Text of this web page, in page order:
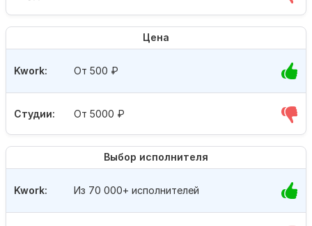
Цена
Студии: От 5000 ₽
Kwork: От 500 ₽
Выбор исполнителя
Kwork: Из 70 000+ исполнителей